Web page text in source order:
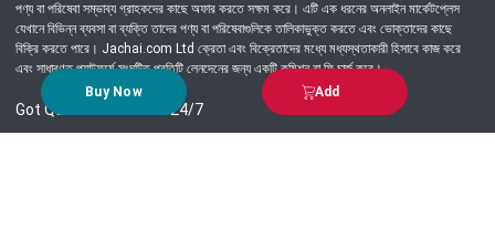
Buy Now Add
পণ্য বা পরিষেবা সম্ভাব্য গ্রাহকদের কাছে অফার করতে সক্ষম করে। এটি এক ধরনের অনলাইন মার্কেটপ্লেস
যেখানে বিভিন্ন ব্যবসা বা ব্যক্তি তাদের পণ্য বা পরিষেবাগুলিকে তালিকাভুক্ত করতে এবং ভোক্তাদের কাছে
বিক্রি করতে পারে। Jachai.com Ltd ক্রেতা এবং বিক্রেতাদের মধ্যে মধ্যস্থতাকারী হিসাবে কাজ করে
এবং সাধারণত প্ল্যাটফর্মে সংঘটিত প্রতিটি লেনদেনের জন্য একটি কমিশন বা ফি চার্জ করে।
Got Question? Call us 24/7